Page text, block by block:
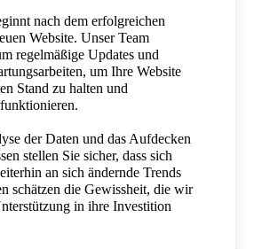
nach dem erfolgreichen
Website. Unser Team
regelmäßige Updates und
um Ihre Website
Stand zu halten und
der Daten und das Aufdecken
stellen Sie sicher, dass sich
an sich ändernde Trends
schätzen die Gewissheit, die wir
in ihre Investition